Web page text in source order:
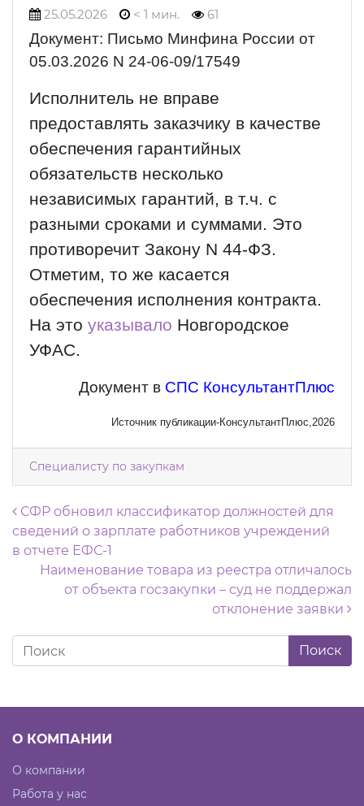
25.05.2026 < 1 мин. 61
Документ: Письмо Минфина России от
05.03.2026 N 24-06-09/17549
Исполнитель не вправе
предоставлять заказчику в качестве
обеспечения гарантийных
обязательств несколько
независимых гарантий, в т.ч. с
разными сроками и суммами. Это
противоречит Закону N 44-ФЗ.
Отметим, то же касается
обеспечения исполнения контракта.
На это указывало Новгородское
УФАС.
Документ в СПС КонсультантПлюс
Источник публикации-КонсультантПлюс,2026
Специалисту по закупкам
Навигация по записям
СФР обновил классификатор должностей для
сведений о зарплате работников учреждений
в отчете ЕФС-1
Наименование товара из реестра отличалось
от объекта госзакупки – суд не поддержал
отклонение заявки
О КОМПАНИИ
О компании
Работа у нас